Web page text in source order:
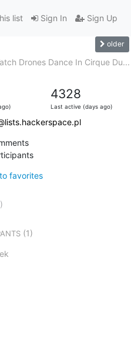
Sign In Sign Up
list
older
Drones Dance In Cirque Du...
4328
Last active (days ago)
favorites
(1)